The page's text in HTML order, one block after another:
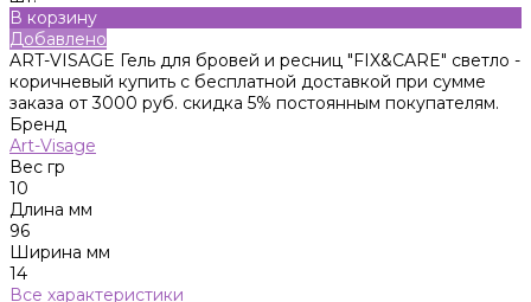
В корзину
Добавлено
ART-VISAGE Гель для бровей и ресниц "FIX&CARE" светло -
коричневый купить с бесплатной доставкой при сумме
заказа от 3000 руб. скидка 5% постоянным покупателям.
Бренд
Art-Visage
Вес гр
10
Длина мм
96
Ширина мм
14
Все характеристики